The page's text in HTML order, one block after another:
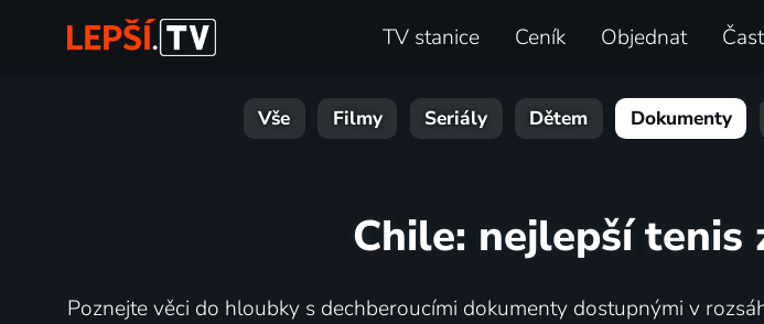
TV stanice Ceník Objednat
Vše Filmy Seriály Dětem Dokumenty
Chile: nejlepší
Poznejte věci do hloubky s dechberoucími dokumenty dostupnými v